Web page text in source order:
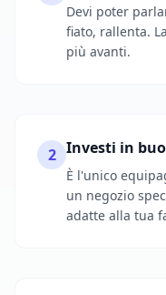
Devi poter
fiato, rallenta.
più avanti.
2 Investi in
È l'unico
un negozio
adatte alla tua